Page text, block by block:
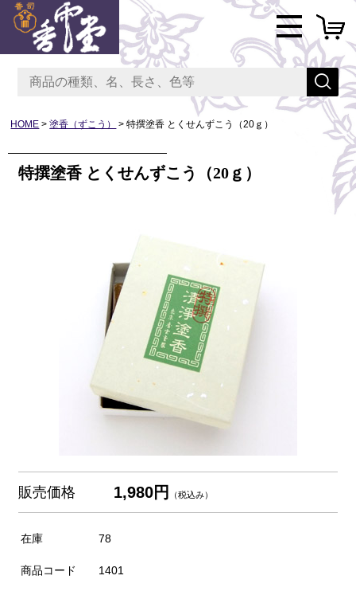
HOME 塗香（ずこう） 特撰塗香 とくせんずこう（20ｇ）
特撰塗香 とくせんずこう（20ｇ）
販売価格 1,980円 （税込み）
在庫 78
商品コード 1401